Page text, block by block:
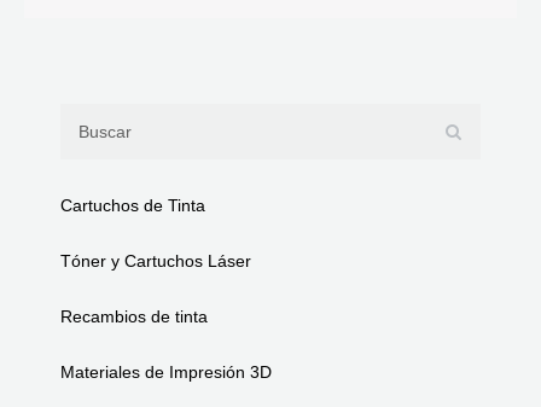
Cartuchos de Tinta
Tóner y Cartuchos Láser
Recambios de tinta
Materiales de Impresión 3D